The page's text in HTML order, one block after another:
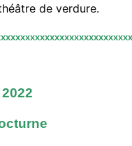
de verdure.